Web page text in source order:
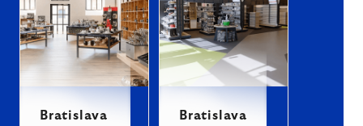
Bratislava Bratislava